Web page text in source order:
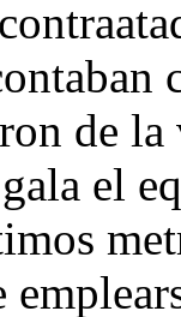
de
el